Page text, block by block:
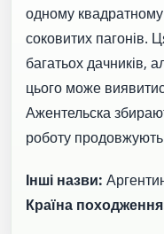
одному квадратному
соковитих пагонів.
багатьох дачників,
цього може
Ажентельска
роботу
Інші назви:
Країна